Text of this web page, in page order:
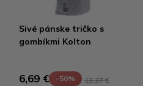
Sivé pánske tričko s
gombíkmi Kolton
6,69 € -50% 13,37 €